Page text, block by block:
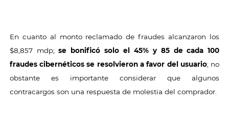
En cuanto al monto reclamado de fraudes alcanzaron los
$8,857 mdp;se bonificó solo el 45% y 85 de cada 100
fraudes cibernéticos se resolvieron a favor del usuario; no
obstante es importante considerar que algunos
contracargos son una respuesta de molestia del comprador.